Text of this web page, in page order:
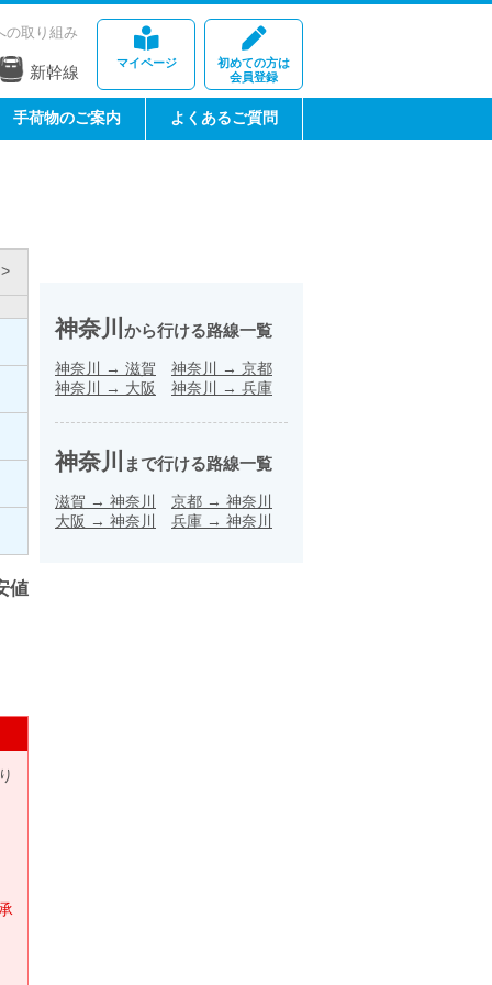
マイページ
初めての方は
会員登録
の取り組み
新幹線
手荷物のご案内 よくあるご質問
値
神奈川 から行ける路線一覧
神奈川 → 滋賀 神奈川 → 京都
神奈川
→ 大阪 神奈川 → 兵庫
神奈川 まで行ける路線一覧
滋賀 → 神奈川 京都 → 神奈川
大阪 → 神奈川 兵庫 → 神奈川